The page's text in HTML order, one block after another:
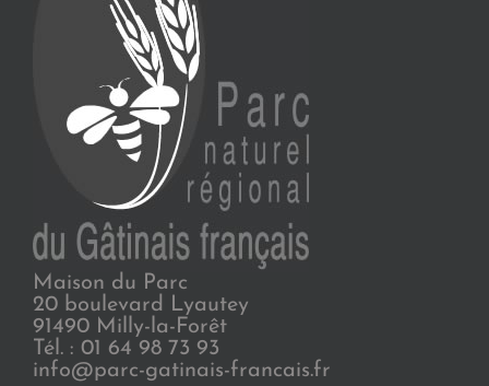
Maison du Parc
20 boulevard Lyautey
91490 Milly-la-Forêt
Tél. : 01 64 98 73 93
info@parc-gatinais-francais.fr